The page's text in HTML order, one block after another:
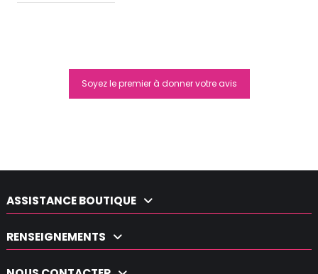
Soyez le premier à donner votre avis
ASSISTANCE BOUTIQUE
RENSEIGNEMENTS